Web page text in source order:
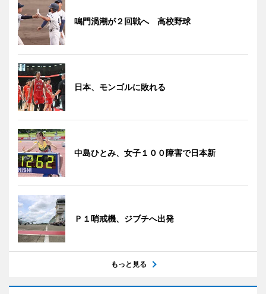
鳴門渦潮が２回戦へ 高校野球
日本、モンゴルに敗れる
中島ひとみ、女子１００障害で日本新
Ｐ１哨戒機、ジブチへ出発
もっと見る